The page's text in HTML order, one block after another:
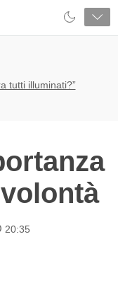
tutti illuminati?”
20:35